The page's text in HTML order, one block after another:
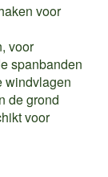
voor
voor
spanbanden
windvlagen
de grond
voor